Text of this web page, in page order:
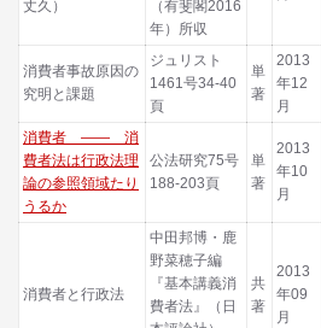
丈久）
（有斐閣2016
年）所収
消費者事故原因の
究明と課題
ジュリスト
1461号34-40
頁
単
著
2013
年12
月
消費者 ―― 消
費者法は行政法理
論の参照領域たり
うるか
公法研究75号
188-203頁
単
著
2013
年10
月
消費者と行政法
中田邦博・鹿
野菜穂子編
『基本講義消
費者法』（日
共
著
2013
年09
月